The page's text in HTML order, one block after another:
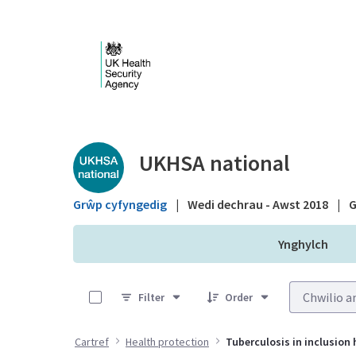
Public library -
UKHSA national
Grŵp cyfyngedig | Wedi dechrau - Awst 2018 |
Ynghylch
Filter
Order
Cartref Health protection Tuberculosis in inclusion